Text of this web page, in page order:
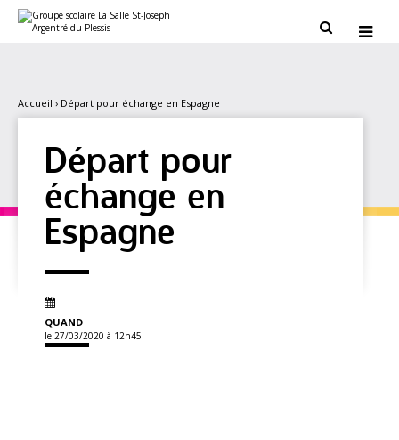
contenu.
personnels
 
Accueil › Départ pour échange en Espagne
Départ pour
échange en
Espagne
QUAND
le 27/03/2020 à 12h45